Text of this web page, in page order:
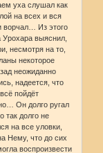
уха слушал как
на всех и вся
ворчал… Из этого
Урохара выяснил,
несмотря на то,
некоторое
неожиданно
надеется, что
пойдёт
Он долго ругал
так долго не
на все уловки,
Нему, что до сих
воспроизвести